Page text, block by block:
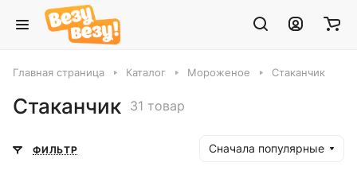
Главная страница Каталог Мороженое Стаканчик
Стаканчик 31 товар
ФИЛЬТР Сначала популярные